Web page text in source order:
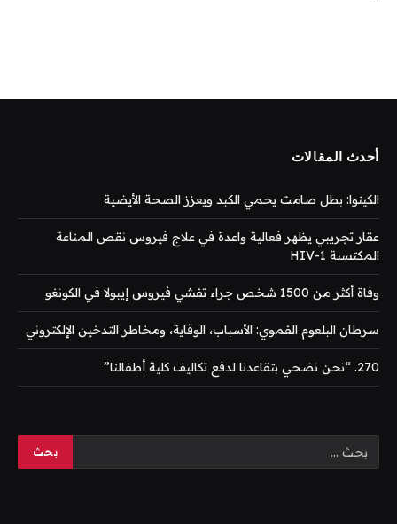
أحدث المقالات
الكينوا: بطل صامت يحمي الكبد ويعزز الصحة الأيضية
عقار تجريبي يظهر فعالية واعدة في علاج فيروس نقص المناعة
المكتسبة HIV-1
وفاة أكثر من 1500 شخص جراء تفشي فيروس إيبولا في الكونغو
سرطان البلعوم الفموي: الأسباب، الوقاية، ومخاطر التدخين الإلكتروني
270. “نحن نضحي بتقاعدنا لدفع تكاليف كلية أطفالنا”